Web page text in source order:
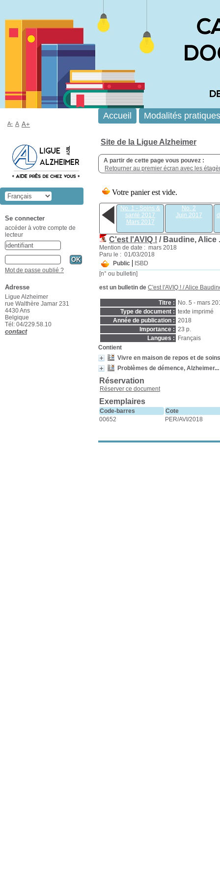
Site de la Ligue Alzheimer
A partir de cette page vous pouvez :
Retourner au premier écran avec les
No. 1 - Soins &
santé 2017
Mars 2017
No. 2
Juin 2017
C'est l'AVIQ ! / Baudine, Alice
Mention de date : mars 2018
Paru le : 01/03/2018
Public
ISBD
[n° ou bulletin]
est un bulletin de C'est l'AVIQ ! / Alice
Titre :
No. 5 - mars
Type de document : texte imprimé
Année de publication : 2018
Importance : 23 p.
Langues :
Français
Contient
Vivre en maison de repos et de soins
Problèmes de démence,
Réservation
Réserver ce document
Exemplaires
Code-barres
Cote
00652
PER/AVI/2018
Accueil Modalités pratiques
A- A A+
Se connecter
accéder à votre compte de
lecteur
Mot de passe oublié ?
Adresse
Ligue Alzheimer
rue Walthère Jamar 231
4430 Ans
Belgique
Tél: 04/229.58.10
contact